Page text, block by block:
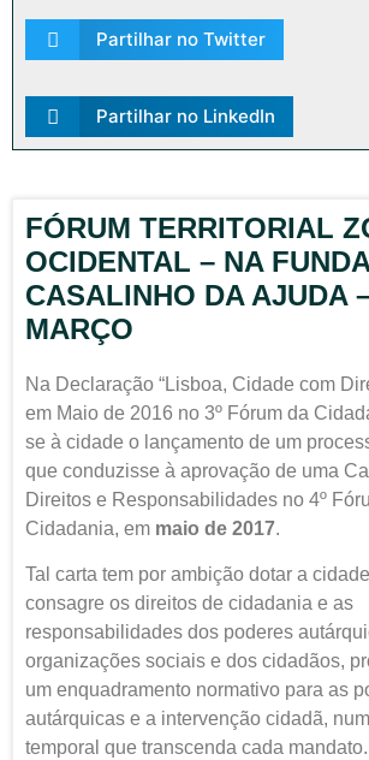
Partilhar no Twitter
Partilhar no LinkedIn
FÓRUM TERRITORIAL
OCIDENTAL – NA
CASALINHO DA AJUDA
MARÇO
Na Declaração “Lisboa, Cidade com
em Maio de 2016 no 3º Fórum da
se à cidade o lançamento de um
que conduzisse à aprovação de uma
Direitos e Responsabilidades no 4º
Cidadania, em maio de 2017.
Tal carta tem por ambição dotar a
consagre os direitos de cidadania e as
responsabilidades dos poderes
organizações sociais e dos cidadãos,
um enquadramento normativo para as
autárquicas e a intervenção cidadã,
temporal que transcenda cada mandato.